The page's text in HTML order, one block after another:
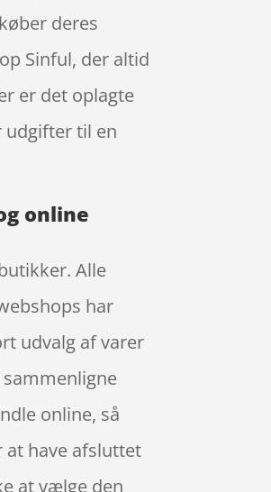
deres
Sinful, der altid
er det oplagte
udgifter til en
online
Alle
har
udvalg af varer
online, så
at have afsluttet
at vælge den